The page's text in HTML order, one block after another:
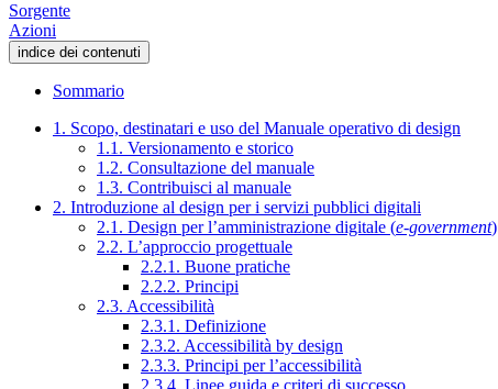
Sorgente
Azioni
indice dei contenuti
Sommario
1. Scopo, destinatari e uso del Manuale operativo di design
1.1. Versionamento e storico
1.2. Consultazione del manuale
1.3. Contribuisci al manuale
2. Introduzione al design per i servizi pubblici digitali
2.1. Design per l’amministrazione digitale (e-government)
2.2. L’approccio progettuale
2.2.1. Buone pratiche
2.2.2. Principi
2.3. Accessibilità
2.3.1. Definizione
2.3.2. Accessibilità by design
2.3.3. Principi per l’accessibilità
2.3.4. Linee guida e criteri di successo